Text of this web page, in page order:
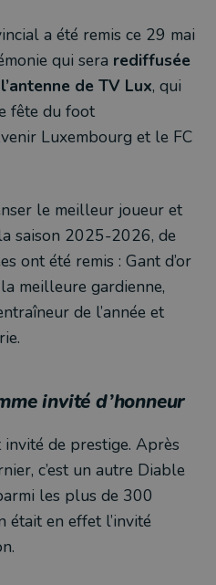
a été remis ce 29 mai
qui sera rediffusée
de TV Lux, qui
fête du foot
Luxembourg et le FC
le meilleur joueur et
saison 2025-2026, de
ont été remis : Gant d’or
meilleure gardienne,
de l’année et
invité d’honneur
de prestige. Après
c’est un autre Diable
les plus de 300
était en effet l’invité